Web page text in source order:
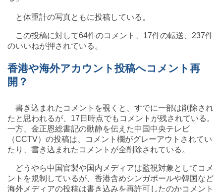
と体重計の写真ともに投稿している。
この投稿に対して64件のコメント、17件の転送、237件
のいいねが押されている。
香港や海外アカウント投稿へコメント再
開？
書き込まれたコメントを覗くと、すでに一部は削除され
たと思われるが、17日時点でもコメントが残されている。
一方、金正恩総書記の動静を伝えた中国中央テレビ
（CCTV）の投稿は、コメント欄がグレーアウトされてい
たり、書き込まれたコメントが全削除されている。
どうやら中国官製や国内メディアは監視対象としてコメ
ントを規制しているが、香港含めシンガポールや韓国など
海外メディアの投稿は書き込みを再許可したのかコメント